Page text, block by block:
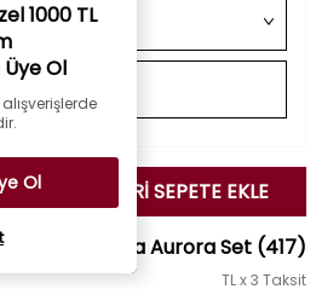
SEÇİLENLERİ SEPETE EKLE
Karat Pırlanta Aurora Set (417)
TL x 3 Taksit
1000 TL
Ol
Ol